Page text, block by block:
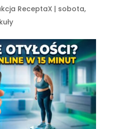
ReceptaX| sobota,